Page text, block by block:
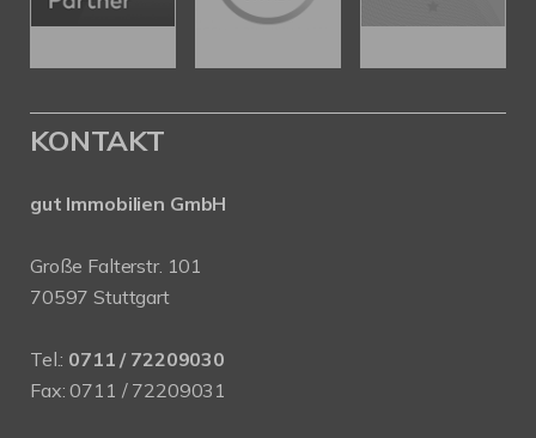
KONTAKT
gut Immobilien GmbH
Große Falterstr. 101
70597 Stuttgart
Tel.: 0711 / 72209030
Fax: 0711 / 72209031